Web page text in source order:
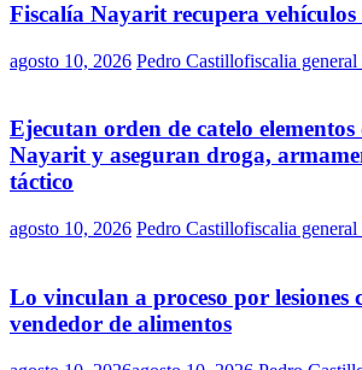
Fiscalía Nayarit recupera vehículos
agosto 10, 2026 Pedro Castillofiscalia
Ejecutan orden de catelo elementos
Nayarit y aseguran droga,
táctico
agosto 10, 2026 Pedro Castillofiscalia
Lo vinculan a proceso por lesiones
vendedor de alimentos